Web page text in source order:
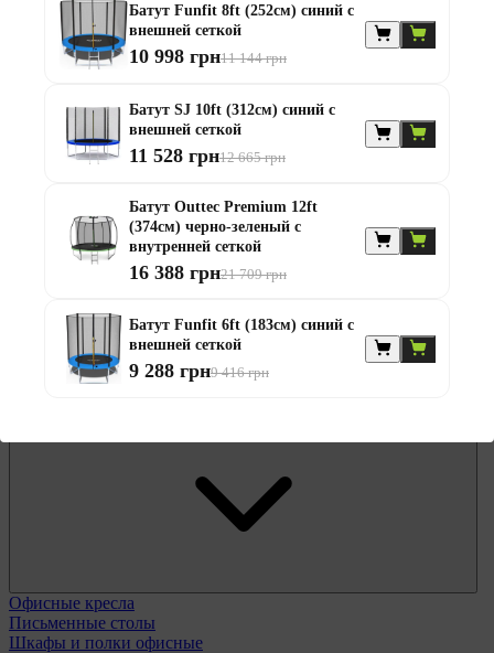
Гамаки и садовые качели
Комплекты садовой мебели
Надувные батуты и водные горки
Садовые комоды и сундуки
Садовые столы
Скамейки садовые
Шезлонги и лежаки
Офисные кресла
Письменные столы
Шкафы и полки офисные
Батут Funfit 8ft (252см) синий с
внешней сеткой
10 998 грн11 144 грн
Батут SJ 10ft (312см) синий с
внешней сеткой
11 528 грн12 665 грн
Батут Outtec Premium 12ft
(374см) черно-зеленый с
внутренней сеткой
16 388 грн21 709 грн
Батут Funfit 6ft (183см) синий с
внешней сеткой
9 288 грн9 416 грн